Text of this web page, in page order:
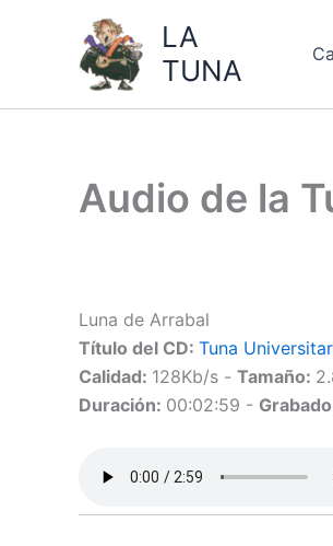
contenido
LA
TUNA
Audio de la
Luna de Arrabal
Título del CD: Tuna
Calidad: 128Kb/s - Tamaño:
Duración: 00:02:59 -